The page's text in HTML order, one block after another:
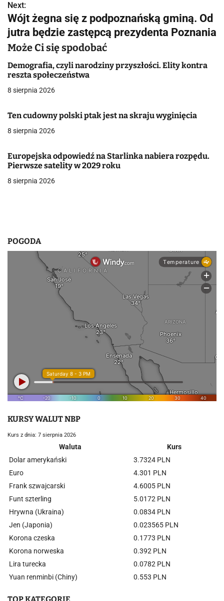
i
g
a
c
j
w
i
s
Next:
Wójt żegna się z podpoznańską gminą. Od
jutra będzie zastępcą prezydenta Poznania
Może Ci się spodobać
Demografia, czyli narodziny przyszłości. Elity kontra
reszta społeczeństwa
8 sierpnia 2026
Ten cudowny polski ptak jest na skraju wyginięcia
8 sierpnia 2026
Europejska odpowiedź na Starlinka nabiera rozpędu.
Pierwsze satelity w 2029 roku
8 sierpnia 2026
POGODA
KURSY WALUT NBP
Kurs z dnia: 7 sierpnia 2026
Waluta
Kurs
Dolar amerykański
3.7324 PLN
Euro
4.301 PLN
Frank szwajcarski
4.6005 PLN
Funt szterling
5.0172 PLN
Hrywna (Ukraina)
0.0834 PLN
Jen (Japonia)
0.023565 PLN
Korona czeska
0.1773 PLN
Korona norweska
0.392 PLN
Lira turecka
0.0782 PLN
Yuan renminbi (Chiny)
0.553 PLN